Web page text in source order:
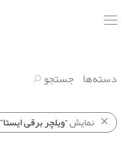
دسته‌ها جستجو
نمایش“ویلچر برقی ایستا”